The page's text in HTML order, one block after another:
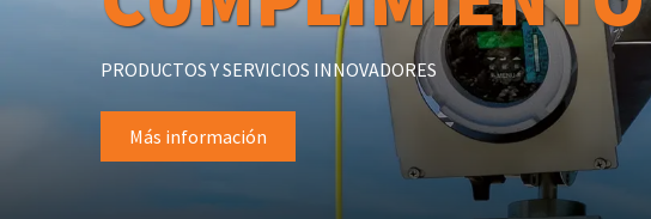
PRODUCTOS Y SERVICIOS INNOVADORES
Más información